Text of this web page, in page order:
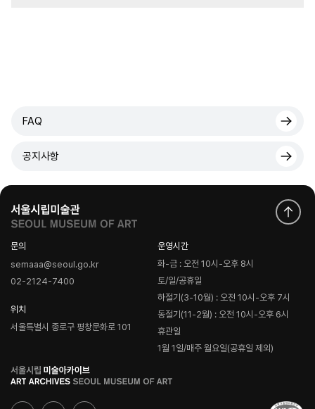
FAQ
공지사항
문의
semaaa@seoul.go.kr
02-2124-7400
위치
서울특별시 종로구 평창문화로 101
운영시간
화-금 : 오전 10시-오후 8시
토/일/공휴일
하절기(3-10월) : 오전 10시-오후 7시
동절기(11-2월) : 오전 10시-오후 6시
휴관일
1월 1일/매주 월요일(공휴일 제외)
로
고